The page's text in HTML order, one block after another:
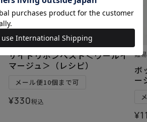
サイドリボンベスト＜ウールイ
マージュ＞（レシピ）
メール便10個まで可
¥330税込
難
ボ
ー
¥